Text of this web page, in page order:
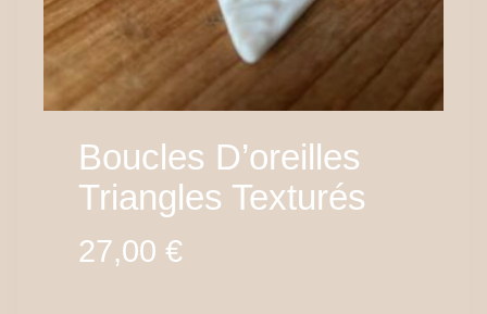
Boucles D’oreilles
Triangles Texturés
27,00 €